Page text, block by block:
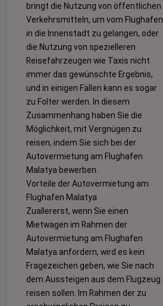
bringt die Nutzung von öffentlichen
Verkehrsmitteln, um vom Flughafen
in die Innenstadt zu gelangen, oder
die Nutzung von spezielleren
Reisefahrzeugen wie Taxis nicht
immer das gewünschte Ergebnis,
und in einigen Fällen kann es sogar
zu Folter werden. In diesem
Zusammenhang haben Sie die
Möglichkeit, mit Vergnügen zu
reisen, indem Sie sich bei der
Autovermietung am Flughafen
Malatya bewerben.
Vorteile der Autovermietung am
Flughafen Malatya
Zuallererst, wenn Sie einen
Mietwagen im Rahmen der
Autovermietung am Flughafen
Malatya anfordern, wird es kein
Fragezeichen geben, wie Sie nach
dem Aussteigen aus dem Flugzeug
reisen sollen. Im Rahmen der zu